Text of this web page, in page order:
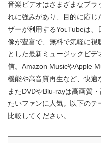
音楽ビデオはさまざまなプラ
れに強みがあり、目的に応じ
ザーが利用するYouTubeは
像が豊富で、無料で気軽に
とした最新ミュージックビ
信。Amazon MusicやApple
機能や高音質再生など、快適
またDVDやBlu-rayは高画質
たいファンに人気。以下のテ
比較してください。